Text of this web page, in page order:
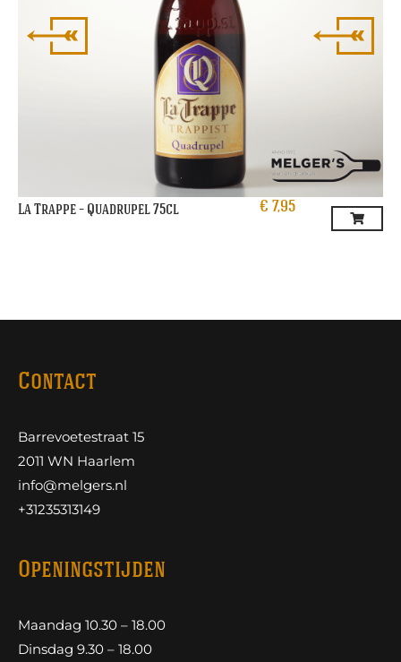
La Trappe – Quadrupel 75cl € 7,95
Contact
Barrevoetestraat 15
2011 WN Haarlem
info@melgers.nl
+31235313149
Openingstijden
Maandag 10.30 – 18.00
Dinsdag 9.30 – 18.00